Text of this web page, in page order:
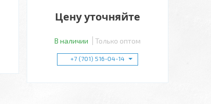
Цену уточняйте
В наличии Только оптом
+7 (701) 516-04-14